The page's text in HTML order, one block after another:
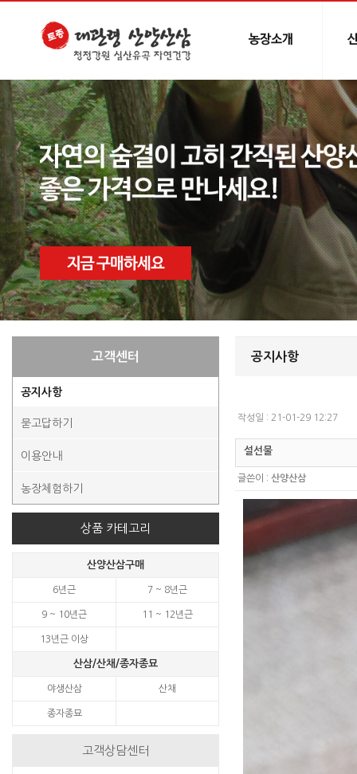
고객센터
공지사항
묻고답하기
이용안내
농장체험하기
상품 카테고리
산양산삼구매
6년근 7 ~ 8년근
9 ~ 10년근 11 ~ 12년근
13년근 이상
산삼/산채/종자종묘
야생산삼 산채
종자종묘
고객상담센터
공지사항
작성일 : 21-01-29 12:27
설선물
글쓴이 : 산양산삼